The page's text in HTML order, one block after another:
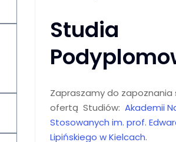
Studia
Zapraszamy do zapoznania
ofertą Studiów: Akademii
Stosowanych im. prof.
Lipińskiego w Kielcach.